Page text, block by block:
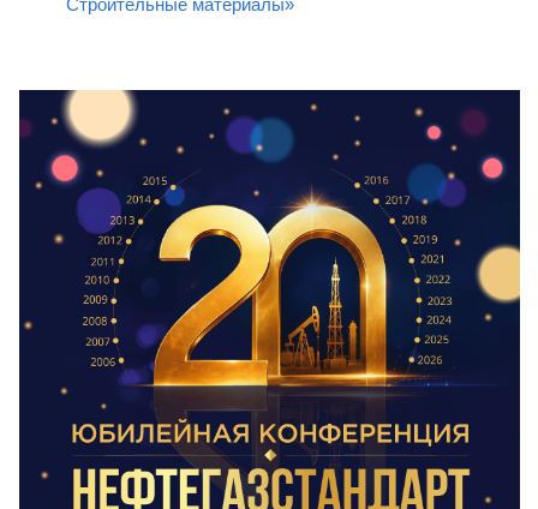
Строительные материалы»